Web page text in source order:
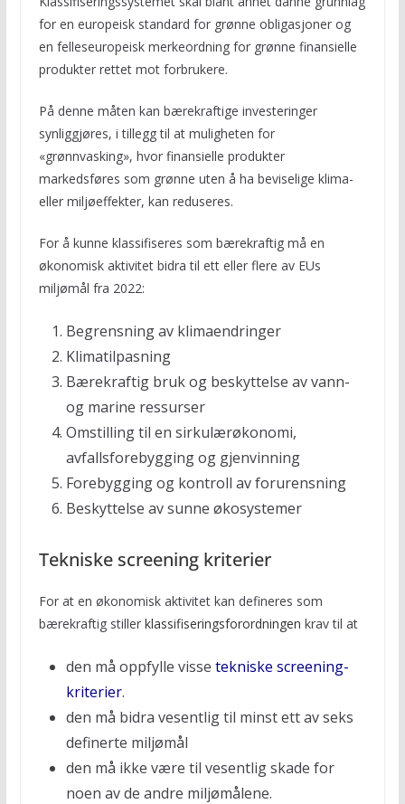
for en europeisk standard for grønne obligasjoner og
en felleseuropeisk merkeordning for grønne finansielle
produkter rettet mot forbrukere.
På denne måten kan bærekraftige investeringer
synliggjøres, i tillegg til at muligheten for
«grønnvasking», hvor finansielle produkter
markedsføres som grønne uten å ha beviselige klima-
eller miljøeffekter, kan reduseres.
For å kunne klassifiseres som bærekraftig må en
økonomisk aktivitet bidra til ett eller flere av EUs
miljømål fra 2022:
Begrensning av klimaendringer
Klimatilpasning
Bærekraftig bruk og beskyttelse av vann-
og marine ressurser
Omstilling til en sirkulærøkonomi,
avfallsforebygging og gjenvinning
Forebygging og kontroll av forurensning
Beskyttelse av sunne økosystemer
Tekniske screening kriterier
For at en økonomisk aktivitet kan defineres som
bærekraftig stiller klassifiseringsforordningen krav til at
den må oppfylle visse tekniske screening-
kriterier.
den må bidra vesentlig til minst ett av seks
definerte miljømål
den må ikke være til vesentlig skade for
noen av de andre miljømålene.